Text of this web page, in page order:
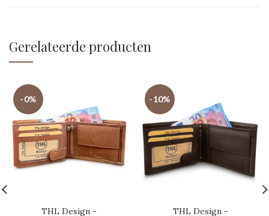
Gerelateerde producten
-0%
THL Design -
-10%
THL Design -